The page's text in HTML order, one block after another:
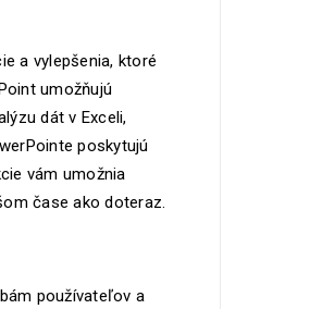
a vylepšenia, ktoré
umožňujú
dát v Exceli,
poskytujú
vám umožnia
čase ako doteraz.
používateľov a